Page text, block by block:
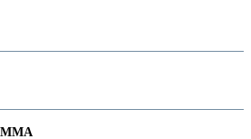
варианты доставки:
способом. В интернет-магазине доступны